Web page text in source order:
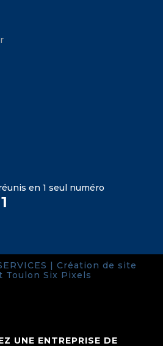
en 1 seul numéro
| Création de site
Toulon Six Pixels
UNE ENTREPRISE DE